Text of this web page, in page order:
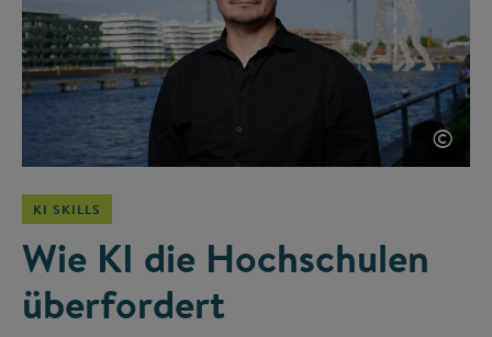
©
KI SKILLS
Wie KI die Hochschulen
überfordert